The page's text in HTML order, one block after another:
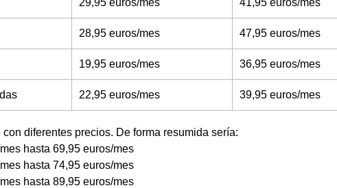
29,95 euros/mes 41,95 euros/mes
28,95 euros/mes 47,95 euros/mes
19,95 euros/mes 36,95 euros/mes
22,95 euros/mes 39,95 euros/mes
diferentes precios. De forma resumida sería:
hasta 69,95 euros/mes
hasta 74,95 euros/mes
hasta 89,95 euros/mes